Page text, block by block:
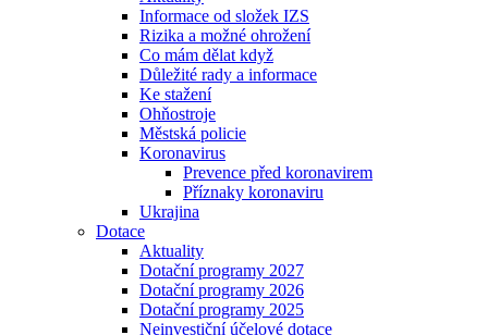
Informace od složek IZS
Rizika a možné ohrožení
Co mám dělat když
Důležité rady a informace
Ke stažení
Ohňostroje
Městská policie
Koronavirus
Prevence před koronavirem
Příznaky koronaviru
Ukrajina
Dotace
Aktuality
Dotační programy 2027
Dotační programy 2026
Dotační programy 2025
Neinvestiční účelové dotace